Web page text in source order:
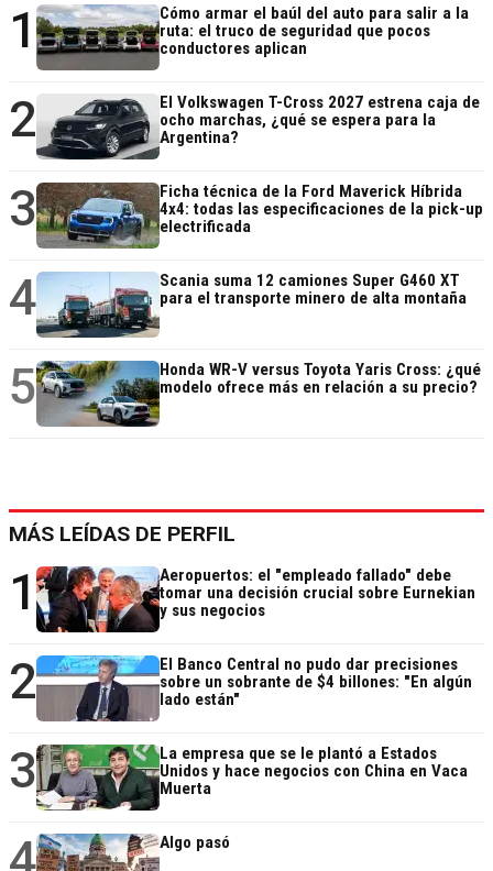
1
Cómo armar el baúl del auto para salir a la
ruta: el truco de seguridad que pocos
conductores aplican
2
El Volkswagen T-Cross 2027 estrena caja de
ocho marchas, ¿qué se espera para la
Argentina?
3
Ficha técnica de la Ford Maverick Híbrida
4x4: todas las especificaciones de la pick-up
electrificada
4
Scania suma 12 camiones Super G460 XT
para el transporte minero de alta montaña
5
Honda WR-V versus Toyota Yaris Cross: ¿qué
modelo ofrece más en relación a su precio?
MÁS LEÍDAS DE PERFIL
1
Aeropuertos: el "empleado fallado" debe
tomar una decisión crucial sobre Eurnekian
y sus negocios
2
El Banco Central no pudo dar precisiones
sobre un sobrante de $4 billones: "En algún
lado están"
3
La empresa que se le plantó a Estados
Unidos y hace negocios con China en Vaca
Muerta
Algo pasó